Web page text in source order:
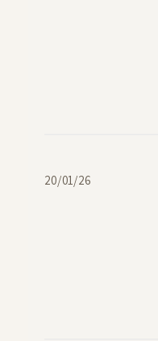
20/01/26